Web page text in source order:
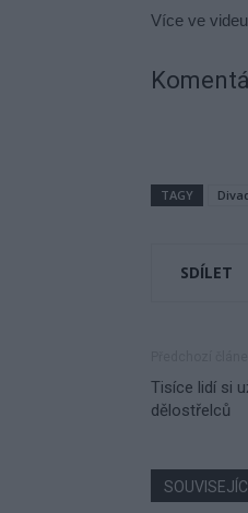
Více ve
TAGY
SDÍLET
Tisíce lidí si
dělostřelců